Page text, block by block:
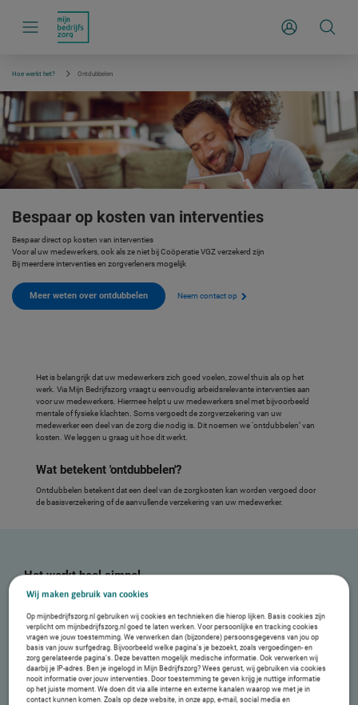
g
t
Inloggen
Hoe werkt het? Ontdubbelen
Bespaar op kosten van interventies
Bespaar direct op kosten van interventies
Voor al uw medewerkers, ook als ze niet bij Coöperatie VGZ verzekerd zijn
Bij meerdere interventies en zorgverleners mogelijk
Meer weten over ontdubbelen Neem contact op
Het is belangrijk dat uw medewerkers zich goed voelen, zowel thuis als op het
werk. Via Mijn Bedrijfszorg vraagt u eenvoudig arbeidsrelevante interventies aan
voor uw medewerkers. Hiermee helpt u uw medewerkers snel met bijvoorbeeld
mentale of fysieke klachten. Soms vergoedt de zorgverzekering van uw
medewerker een deel van de zorg die nodig is. Dit noemen we ‘ontdubbelen’ van
kosten. We leggen u graag uit hoe dit werkt.
Wat betekent 'ontdubbelen'?
Ontdubbelen betekent dat een deel van de zorgkosten kan worden vergoed door
de basisverzekering of de aanvullende verzekering van uw medewerker.
Het werkt heel simpel
Wij maken gebruik van cookies
Op mijnbedrijfszorg.nl gebruiken wij cookies en technieken die hierop lijken. Basis cookies zijn
verplicht om mijnbedrijfszorg.nl goed te laten werken. Voor persoonlijke en tracking cookies
vragen we jouw toestemming. We verwerken dan (bijzondere) persoonsgegevens van jou op
basis van jouw surfgedrag. Bijvoorbeeld welke pagina’s je bezoekt, zoals vergoedingen- en
zorg gerelateerde pagina’s. Deze bevatten mogelijk medische informatie. Ook verwerken wij
daarbij je IP-adres. Ben je ingelogd in Mijn Bedrijfszorg? Wees gerust, wij gebruiken via cookies
nooit informatie over jouw interventies. Door toestemming te geven krijg je nuttige informatie
op het juiste moment. We doen dit via alle interne en externe kanalen waarop we met je in
contact kunnen komen. Zoals op deze website, in onze app, e-mail, social media en